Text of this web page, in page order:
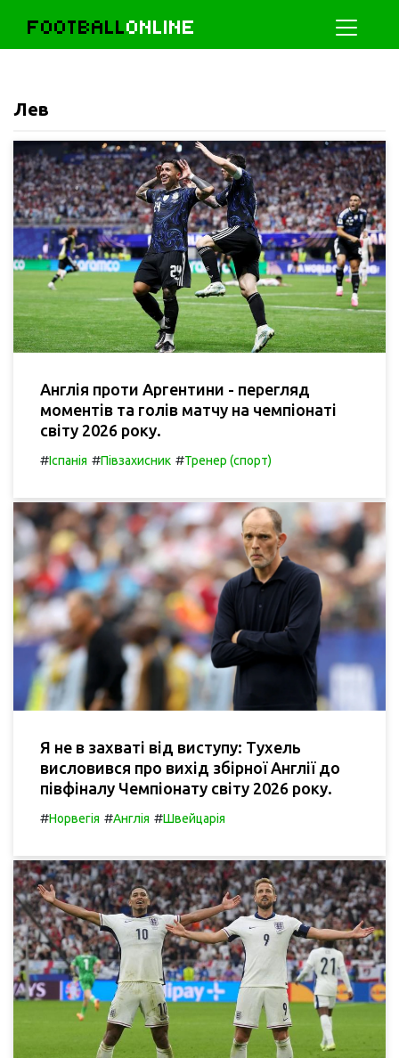
FOOTBALLONLINE
Лев
Англія проти Аргентини - перегляд
моментів та голів матчу на чемпіонаті
світу 2026 року.
#Іспанія #Півзахисник #Тренер (спорт)
Я не в захваті від виступу: Тухель
висловився про вихід збірної Англії до
півфіналу Чемпіонату світу 2026 року.
#Норвегія #Англія #Швейцарія